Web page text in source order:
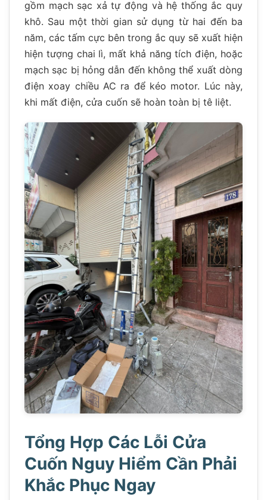
gồm mạch sạc xả tự động và hệ thống ắc quy
khô. Sau một thời gian sử dụng từ hai đến ba
năm, các tấm cực bên trong ắc quy sẽ xuất hiện
hiện tượng chai lì, mất khả năng tích điện, hoặc
mạch sạc bị hỏng dẫn đến không thể xuất dòng
điện xoay chiều AC ra để kéo motor. Lúc này,
khi mất điện, cửa cuốn sẽ hoàn toàn bị tê liệt.
Tổng Hợp Các Lỗi Cửa
Cuốn Nguy Hiểm Cần Phải
Khắc Phục Ngay